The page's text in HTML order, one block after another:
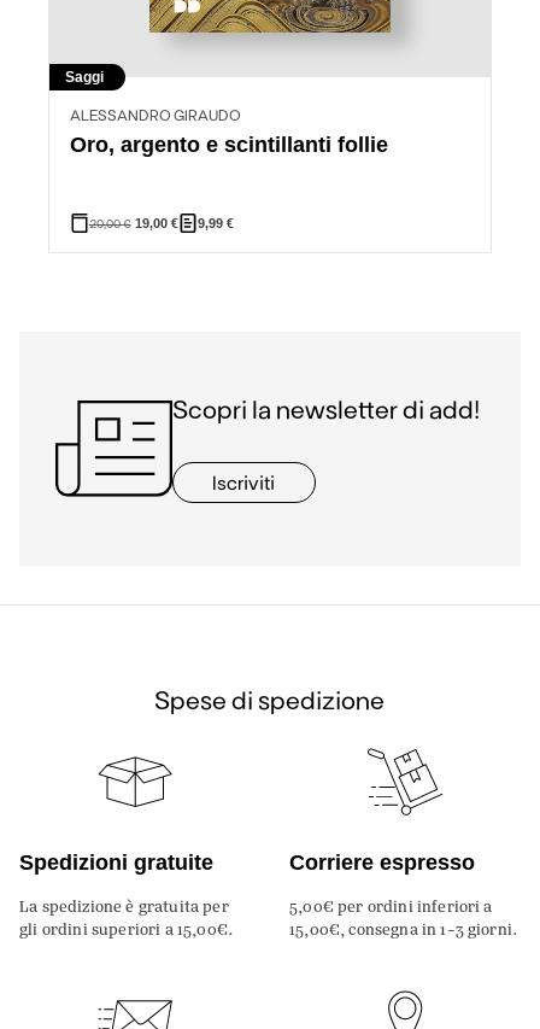
Saggi
ALESSANDRO GIRAUDO
Oro, argento e scintillanti follie
20,00€ 19,00 € 9,99 €
Scopri la newsletter di add!
Iscriviti
Spese di spedizione
Spedizioni gratuite
La spedizione è gratuita per
gli ordini superiori a 15,00€.
Corriere espresso
5,00€ per ordini inferiori a
15,00€, consegna in 1-3 giorni.